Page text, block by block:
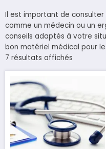
Il est important de
comme un médecin ou un
conseils adaptés à votre
bon matériel médical pour
7 résultats affichés